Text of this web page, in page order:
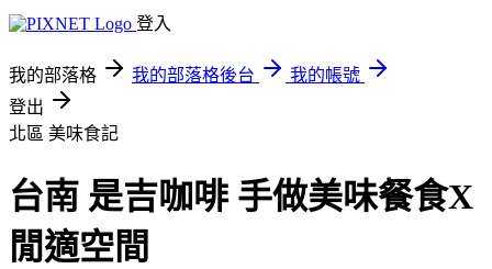
登入
我的部落格 我的部落格後台
我的帳號
登出
北區 美味食記
台南 是吉咖啡 手做美味餐食X
閒適空間